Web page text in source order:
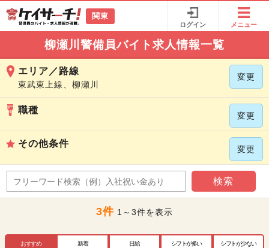
関東
ログイン メニュー
柳瀬川警備員バイト求人情報一覧
エリア／路線
東武東上線、柳瀬川
変更
職種
変更
その他条件
変更
検索
3件 1～3件を表示
おすすめ 新着 日給 シフトが多い シフトが少ない